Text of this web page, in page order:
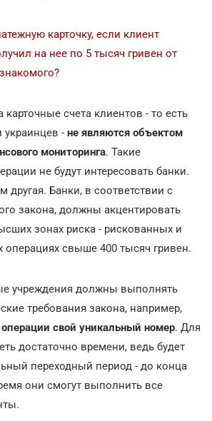
карточку, если клиент
на нее по 5 тысяч гривен от
карточные счета клиентов - то есть
- не являются объектом
мониторинга. Такие
не будут интересовать банки.
другая. Банки, в соответствии с
закона, должны акцентировать
зонах риска - рискованных и
свыше 400 тысяч гривен.
учреждения должны выполнять
требования закона, например,
свой уникальный номер. Для
достаточно времени, ведь будет
переходный период - до конца
они смогут выполнить все